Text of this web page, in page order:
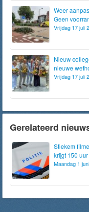
Weer
Geen
Vrijdag 17 juli
Nieuw
nieuwe
Vrijdag 17 juli
Gerelateerd
Stiekem
krijgt 150
Maandag 1